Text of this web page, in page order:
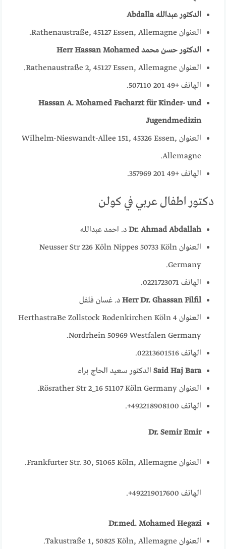
الدكتور عبدالله Abdalla
العنوان Rathenaustraße, 45127 Essen, Allemagne.
الدكتور حسن محمد Herr Hassan Mohamed
العنوان Rathenaustraße 2, 45127 Essen, Allemagne.
الهاتف +49 201 507110.
Hassan A. Mohamed Facharzt für Kinder- und
Jugendmedizin
العنوان Wilhelm-Nieswandt-Allee 151, 45326 Essen,
Allemagne.
الهاتف +49 201 357969.
دكتور اطفال عربي في كولن
Dr. Ahmad Abdallah د. احمد عبدالله
العنوان Neusser Str 226 Köln Nippes 50733 Köln
Germany.
الهاتف 0221723071.
Herr Dr. Ghassan Filfil د. غسان فلفل
العنوان 4 HerthastraBe Zollstock Rodenkirchen Köln
Nordrhein 50969 Westfalen Germany.
الهاتف 02213601516.
Said Haj Bara الدكتور سعيد الحاج براء
العنوان Rösrather Str 2_16 51107 Köln Germany.
الهاتف 492218908100+.
Dr. Semir Emir
العنوان Frankfurter Str. 30, 51065 Köln, Allemagne.
الهاتف 492219017600+.
Dr.med. Mohamed Hegazi
العنوان Takustraße 1, 50825 Köln, Allemagne.